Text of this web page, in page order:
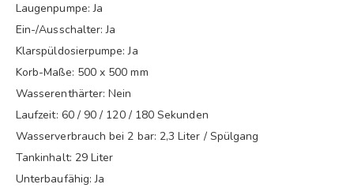
Laugenpumpe: Ja
Ein-/Ausschalter: Ja
Klarspüldosierpumpe: Ja
Korb-Maße: 500 x 500 mm
Wasserenthärter: Nein
Laufzeit: 60 / 90 / 120 / 180 Sekunden
Wasserverbrauch bei 2 bar: 2,3 Liter / Spülgang
Tankinhalt: 29 Liter
Unterbaufähig: Ja